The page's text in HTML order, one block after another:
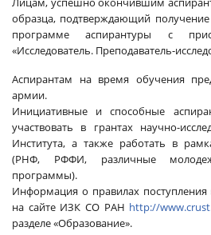
образца, подтверждающий
программе аспирантуры с
«Исследователь. Преподаватель-
Аспирантам на время обучения
армии.
Инициативные и способные
участвовать в грантах научно-
Института, а также работать в
(РНФ, РФФИ, различные
программы).
Информация о правилах
на сайте ИЗК СО РАН http://
разделе «Образование».